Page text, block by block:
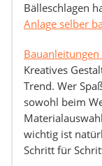
Bälleschlagen
Anlage selber
Kreatives
Trend. Wer
sowohl beim
wichtig ist
Schritt für